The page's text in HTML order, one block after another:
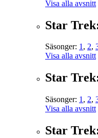
Visa alla avsnitt
Star
Säsonger: 1, 2,
Visa alla avsnitt
Star
Säsonger: 1 , 2,
Visa alla avsnitt
Star